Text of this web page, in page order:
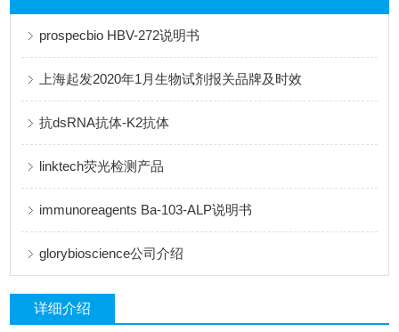
prospecbio HBV-272说明书
上海起发2020年1月生物试剂报关品牌及时效
抗dsRNA抗体-K2抗体
linktech荧光检测产品
immunoreagents Ba-103-ALP说明书
glorybioscience公司介绍
详细介绍